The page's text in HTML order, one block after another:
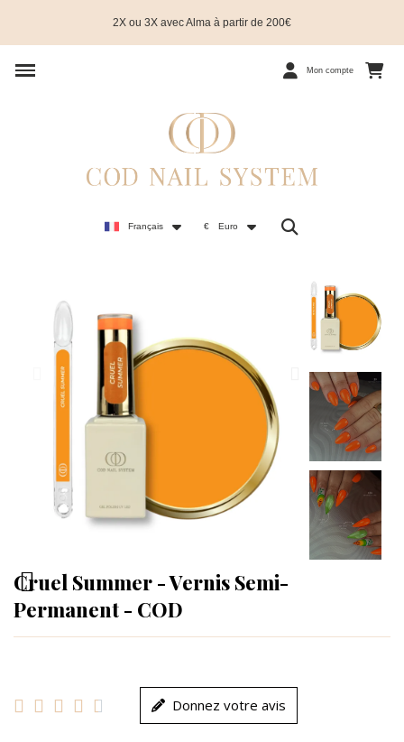
2X ou 3X avec Alma à partir de 200€
Mon compte
Français € Euro
Cruel Summer - Vernis Semi-
Permanent - COD
     Donnez votre avis